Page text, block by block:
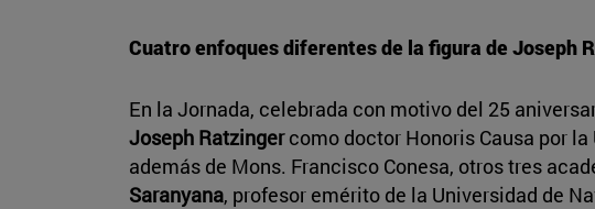
Cuatro enfoques diferentes de la figura de Joseph
En la Jornada, celebrada con motivo del 25
Joseph Ratzingercomo doctor Honoris Causa por
además de Mons. Francisco Conesa, otros tres
Saranyana, profesor emérito de la Universidad de